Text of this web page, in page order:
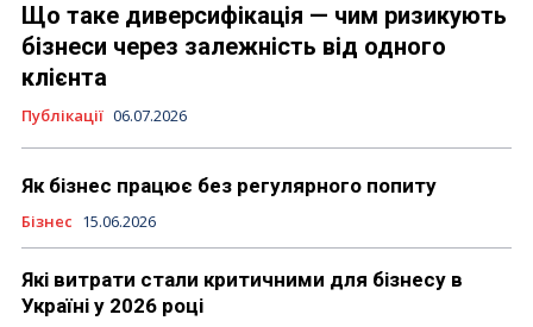
Що таке диверсифікація — чим ризикують
бізнеси через залежність від одного
клієнта
Публікації 06.07.2026
Як бізнес працює без регулярного попиту
Бізнес 15.06.2026
Які витрати стали критичними для бізнесу в
Україні у 2026 році